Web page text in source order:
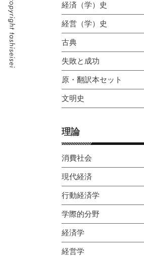
経済（学）史
経営（学）史
古典
失敗と成功
原・翻訳本セット
文明史
理論
消費社会
現代経済
行動経済学
学際的分野
経済学
経営学